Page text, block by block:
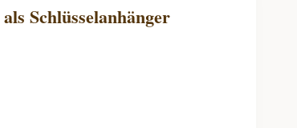
Schlüsselanhänger